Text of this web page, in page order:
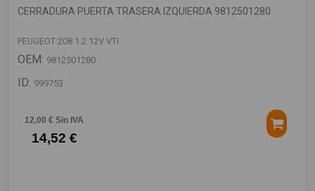
CERRADURA PUERTA TRASERA IZQUIERDA 9812501280
PEUGEOT 208 1.2 12V VTI
OEM: 9812501280
ID: 999753
12,00 € Sin IVA
14,52 €